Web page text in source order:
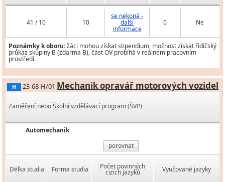
41 / 10 10
se nekoná -
další
informace
0 Ne
Poznámky k oboru:žáci mohou získat stipendium, možnost získat řidičský
průkaz skupiny B (zdarma B), část OV probíhá v reálném pracovním
prostředí.
H 23-68-H/01 Mechanik opravář motorových vozidel
Zaměření nebo Školní vzdělávací program (ŠVP)
Automechanik
porovnat
Délka studia Forma studia Počet povinných
cizích jazyků Vyučované jazyky